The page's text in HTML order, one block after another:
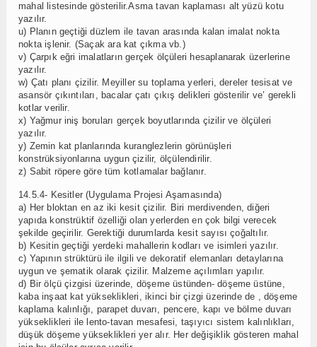
mahal listesinde gösterilir.Asma tavan kaplaması alt yüzü kotu
yazılır.
u) Planın geçtiği düzlem ile tavan arasında kalan imalat nokta
nokta işlenir. (Saçak ara kat çıkma vb.)
v) Çarpık eğri imalatların gerçek ölçüleri hesaplanarak üzerlerine
yazılır.
w) Çatı planı çizilir. Meyiller su toplama yerleri, dereler tesisat ve
asansör çıkıntıları, bacalar çatı çıkış delikleri gösterilir ve’ gerekli
kotlar verilir.
x) Yağmur iniş boruları gerçek boyutlarında çizilir ve ölçüleri
yazılır.
y) Zemin kat planlarında kuranglezlerin görünüşleri
konstrüksiyonlarına uygun çizilir, ölçülendirilir.
z) Sabit röpere göre tüm kotlamalar bağlanır.
14.5.4- Kesitler (Uygulama Projesi Aşamasında)
a) Her bloktan en az iki kesit çizilir. Biri merdivenden, diğeri
yapıda konstrüktif özelliği olan yerlerden en çok bilgi verecek
şekilde geçirilir. Gerektiği durumlarda kesit sayısı çoğaltılır.
b) Kesitin geçtiği yerdeki mahallerin kodları ve isimleri yazılır.
c) Yapının strüktürü ile ilgili ve dekoratif elemanları detaylarına
uygun ve şematik olarak çizilir. Malzeme açılımları yapılır.
d) Bir ölçü çizgisi üzerinde, döşeme üstünden- döşeme üstüne,
kaba inşaat kat yükseklikleri, ikinci bir çizgi üzerinde de , döşeme
kaplama kalınlığı, parapet duvarı, pencere, kapı ve bölme duvarı
yükseklikleri ile lento-tavan mesafesi, taşıyıcı sistem kalınlıkları,
düşük döşeme yükseklikleri yer alır. Her değişiklik gösteren mahal